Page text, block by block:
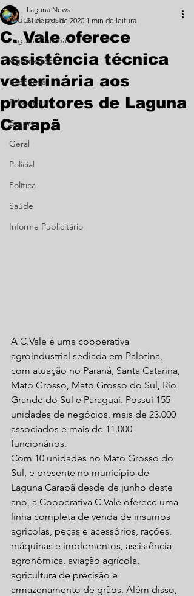
Todos os posts
Laguna Carapã
Agronegócio
Economia
Educação
Esporte
Geral
Policial
Política
Saúde
Informe Publicitário
C. Vale oferece
assistência técnica
veterinária aos
produtores de Laguna
Carapã
Laguna News
21 de set. de 2020 1 min de leitura
A C.Vale é uma cooperativa
agroindustrial sediada em Palotina,
com atuação no Paraná, Santa Catarina,
Mato Grosso, Mato Grosso do Sul, Rio
Grande do Sul e Paraguai. Possui 155
unidades de negócios, mais de 23.000
associados e mais de 11.000
funcionários.
Com 10 unidades no Mato Grosso do
Sul, e presente no município de
Laguna Carapã desde de junho deste
ano, a Cooperativa C.Vale oferece uma
linha completa de venda de insumos
agrícolas, peças e acessórios, rações,
máquinas e implementos, assistência
agronômica, aviação agrícola,
agricultura de precisão e
armazenamento de grãos. Além disso,